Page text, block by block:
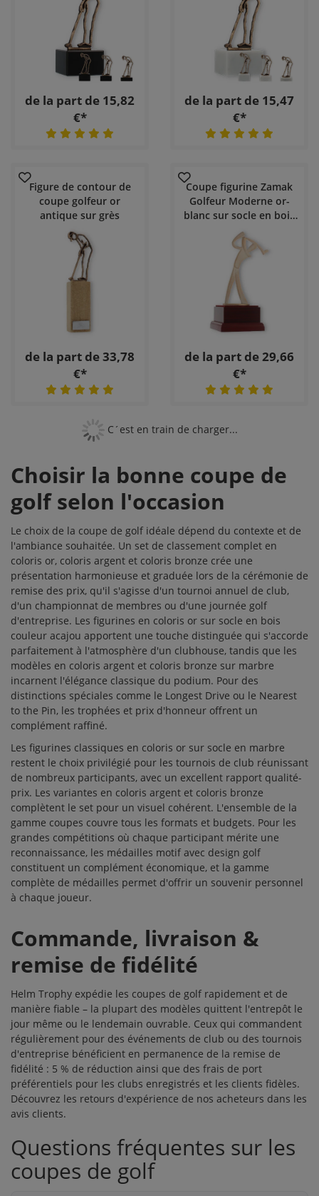
de la part de 15,82
€*
de la part de 15,47
€*
Figure de contour de
coupe golfeur or
antique sur grès
de la part de 33,78
€*
Coupe figurine Zamak
Golfeur Moderne or-
blanc sur socle en bois
couleur acajou
de la part de 29,66
€*
C´est en train de charger...
Choisir la bonne coupe de
golf selon l'occasion
Le choix de la coupe de golf idéale dépend du contexte et de
l'ambiance souhaitée. Un set de classement complet en
coloris or, coloris argent et coloris bronze crée une
présentation harmonieuse et graduée lors de la cérémonie de
remise des prix, qu'il s'agisse d'un tournoi annuel de club,
d'un championnat de membres ou d'une journée golf
d'entreprise. Les figurines en coloris or sur socle en bois
couleur acajou apportent une touche distinguée qui s'accorde
parfaitement à l'atmosphère d'un clubhouse, tandis que les
modèles en coloris argent et coloris bronze sur marbre
incarnent l'élégance classique du podium. Pour des
distinctions spéciales comme le Longest Drive ou le Nearest
to the Pin, les trophées et prix d'honneur offrent un
complément raffiné.
Les figurines classiques en coloris or sur socle en marbre
restent le choix privilégié pour les tournois de club réunissant
de nombreux participants, avec un excellent rapport qualité-
prix. Les variantes en coloris argent et coloris bronze
complètent le set pour un visuel cohérent. L'ensemble de la
gamme coupes couvre tous les formats et budgets. Pour les
grandes compétitions où chaque participant mérite une
reconnaissance, les médailles motif avec design golf
constituent un complément économique, et la gamme
complète de médailles permet d'offrir un souvenir personnel
à chaque joueur.
Commande, livraison &
remise de fidélité
Helm Trophy expédie les coupes de golf rapidement et de
manière fiable – la plupart des modèles quittent l'entrepôt le
jour même ou le lendemain ouvrable. Ceux qui commandent
régulièrement pour des événements de club ou des tournois
d'entreprise bénéficient en permanence de la remise de
fidélité : 5 % de réduction ainsi que des frais de port
préférentiels pour les clubs enregistrés et les clients fidèles.
Découvrez les retours d'expérience de nos acheteurs dans les
avis clients.
Questions fréquentes sur les
coupes de golf